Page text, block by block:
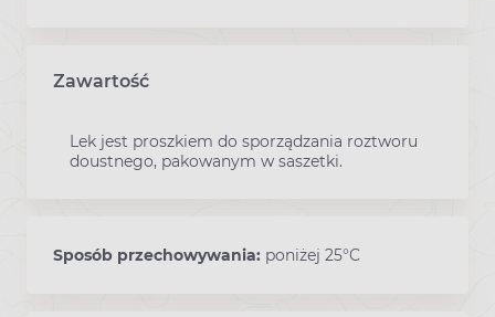
Zawartość
Lek jest proszkiem do sporządzania roztworu
doustnego, pakowanym w saszetki.
Sposób przechowywania: poniżej 25°C